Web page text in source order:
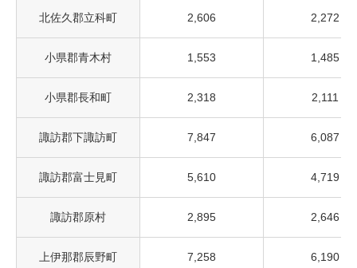
北佐久郡立科町 2,606 2,272
小県郡青木村 1,553 1,485
小県郡長和町 2,318 2,111
諏訪郡下諏訪町 7,847 6,087
諏訪郡富士見町 5,610 4,719
諏訪郡原村 2,895 2,646
上伊那郡辰野町 7,258 6,190